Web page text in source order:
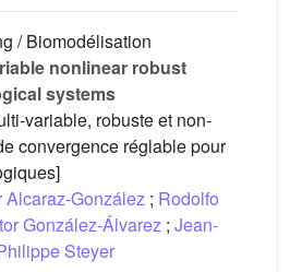
/ Biomodélisation
nonlinear robust
systems
variable, robuste et non-
convergence réglable pour
Alcaraz-González ; Rodolfo
González-Álvarez ; Jean-
Steyer